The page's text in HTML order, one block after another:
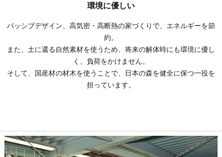
環境に優しい
パッシブデザイン、高気密・高断熱の家づくりで、エネルギーを節
約。
また、土に還る自然素材を使うため、将来の解体時にも環境に優し
く、負荷をかけません。
そして、国産材の材木を使うことで、日本の森を健全に保つ一役を
担っています。